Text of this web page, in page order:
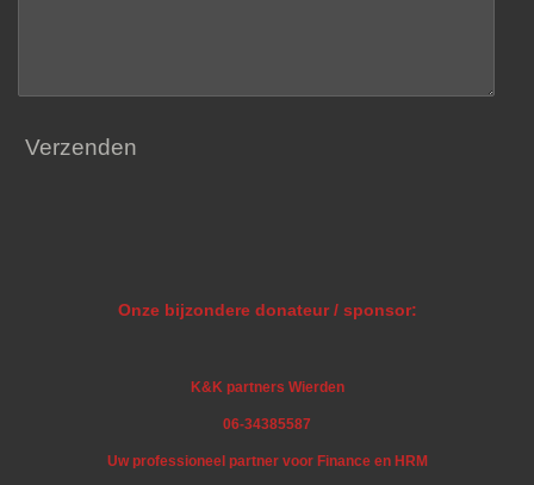
Verzenden
Onze bijzondere donateur / sponsor:
K&K partners Wierden
06-34385587
Uw professioneel partner voor Finance en HRM